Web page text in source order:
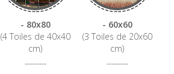
- 80x80
(4 Toiles de 40x40
cm)
---------
- 60x60
(3 Toiles de 20x60
cm)
---------